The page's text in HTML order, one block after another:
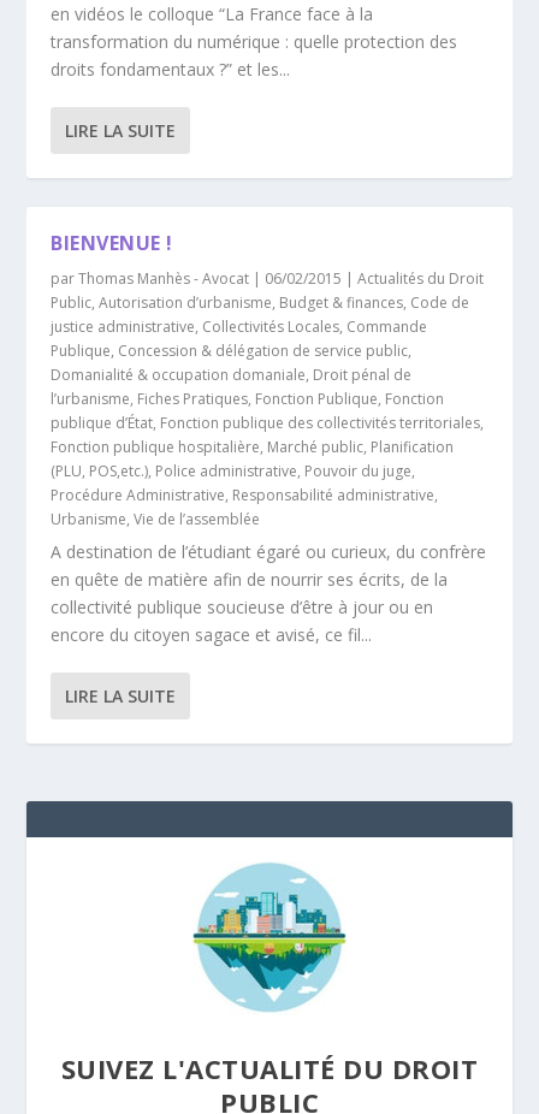
en vidéos le colloque “La France face à la
transformation du numérique : quelle protection des
droits fondamentaux ?” et les...
LIRE LA SUITE
BIENVENUE !
parThomas Manhès - Avocat 06/02/2015 |Actualités du Droit
Public,Autorisation d’urbanisme, Budget & finances, Code de
justice administrative, Collectivités Locales, Commande
Publique, Concession & délégation de service public,
Domanialité & occupation domaniale, Droit pénal de
l’urbanisme, Fiches Pratiques, Fonction Publique, Fonction
publique d’État, Fonction publique des collectivités territoriales,
Fonction publique hospitalière, Marché public, Planification
(PLU, POS,etc.), Police administrative, Pouvoir du juge,
Procédure Administrative, Responsabilité administrative,
Urbanisme,Vie de l’assemblée
A destination de l’étudiant égaré ou curieux, du confrère
en quête de matière afin de nourrir ses écrits, de la
collectivité publique soucieuse d’être à jour ou en
encore du citoyen sagace et avisé, ce fil...
LIRE LA SUITE
SUIVEZ L'ACTUALITÉ DU DROIT
PUBLIC